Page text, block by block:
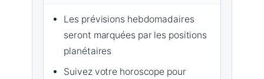
Les prévisions hebdomadaires
seront marquées par les positions
planétaires
Suivez votre horoscope pour